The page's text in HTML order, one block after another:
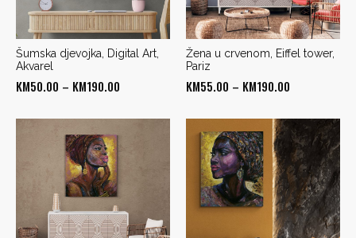
Šumska djevojka, Digital Art,
Akvarel
KM50.00 – KM190.00
Žena u crvenom, Eiffel tower,
Pariz
KM55.00 – KM190.00
KM55.00
through
KM190.00